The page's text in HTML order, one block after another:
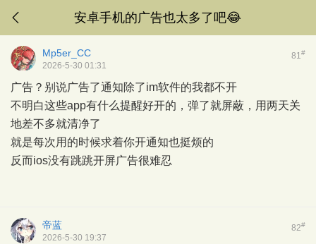
安卓手机的广告也太多了吧😂
81#
Mp5er_CC
2026-5-30 01:31
广告？别说广告了通知除了im软件的我都不开
不明白这些app有什么提醒好开的，弹了就屏蔽，用两天关
地差不多就清净了
就是每次用的时候求着你开通知也挺烦的
反而ios没有跳跳开屏广告很难忍
82#
帝蓝
2026-5-30 19:37